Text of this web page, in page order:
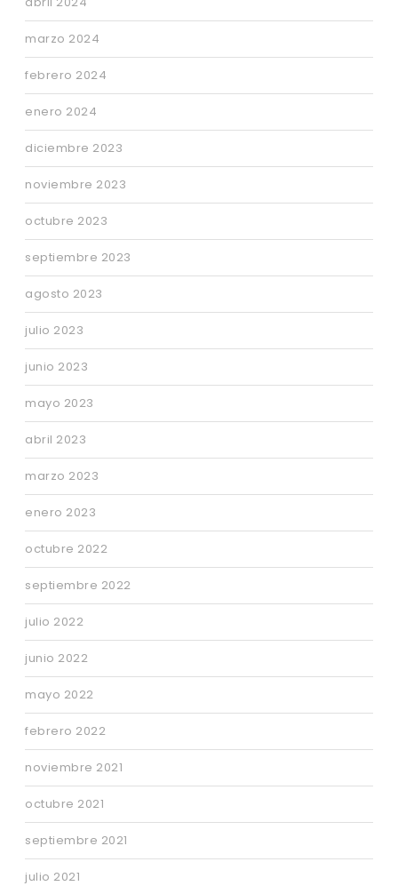
marzo 2024
febrero 2024
enero 2024
diciembre 2023
noviembre 2023
octubre 2023
septiembre 2023
agosto 2023
julio 2023
junio 2023
mayo 2023
abril 2023
marzo 2023
enero 2023
octubre 2022
septiembre 2022
julio 2022
junio 2022
mayo 2022
febrero 2022
noviembre 2021
octubre 2021
septiembre 2021
julio 2021